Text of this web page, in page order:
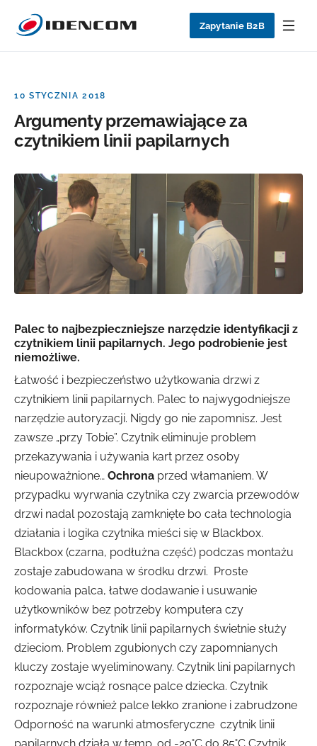
Zapytanie B2B
10 STYCZNIA 2018
Argumenty przemawiające za
czytnikiem linii papilarnych
Palec to najbezpieczniejsze narzędzie identyfikacji z
czytnikiem linii papilarnych. Jego podrobienie jest
niemożliwe.
Łatwość i bezpieczeństwo użytkowania drzwi z
czytnikiem linii papilarnych. Palec to najwygodniejsze
narzędzie autoryzacji. Nigdy go nie zapomnisz. Jest
zawsze „przy Tobie”. Czytnik eliminuje problem
przekazywania i używania kart przez osoby
nieupoważnione… Ochrona przed włamaniem. W
przypadku wyrwania czytnika czy zwarcia przewodów
drzwi nadal pozostają zamknięte bo cała technologia
działania i logika czytnika mieści się w Blackbox.
Blackbox (czarna, podłużna część) podczas montażu
zostaje zabudowana w środku drzwi. Proste
kodowania palca, łatwe dodawanie i usuwanie
użytkowników bez potrzeby komputera czy
informatyków. Czytnik linii papilarnych świetnie służy
dzieciom. Problem zgubionych czy zapomnianych
kluczy zostaje wyeliminowany. Czytnik lini papilarnych
rozpoznaje wciąż rosnące palce dziecka. Czytnik
rozpoznaje również palce lekko zranione i zabrudzone
Odporność na warunki atmosferyczne czytnik linii